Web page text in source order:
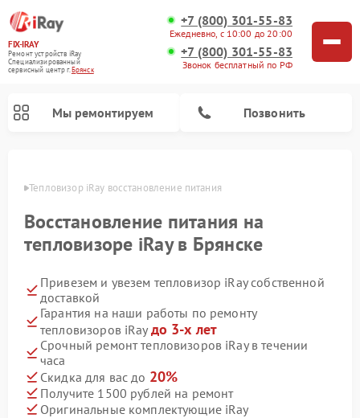
FIX-IRAY
Ремонт устройств iRay
Специализированный
cервисный центр г.Брянск
+7 (800) 301-55-83
Ежедневно, с 10:00 до 20:00
+7 (800) 301-55-83
Звонок бесплатный по РФ
Мы ремонтируем Позвонить
Тепловизор iRay восстановление питания
Восстановление питания на
тепловизоре iRay в Брянске
Привезем и увезем тепловизор iRay собственной
доставкой
Гарантия на наши работы по ремонту
тепловизоров iRay до 3-х лет
Срочный ремонт тепловизоров iRay в течении
часа
Скидка для вас до 20%
Получите 1500 рублей на ремонт
Оригинальные комплектующие iRay